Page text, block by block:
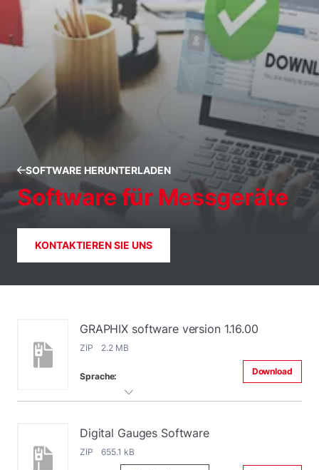
SOFTWARE HERUNTERLADEN
Software für Messgeräte
KONTAKTIEREN SIE UNS
GRAPHIX software version 1.16.00
ZIP 2.2 MB
Sprache: Download
Digital Gauges Software
ZIP 655.1 kB